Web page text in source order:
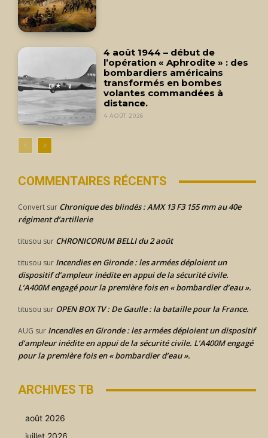
4 août 1944 – début de
l’opération « Aphrodite » : des
bombardiers américains
transformés en bombes
volantes commandées à
distance.
4 AOÛT 2026
COMMENTAIRES RÉCENTS
Convert sur Chronique des blindés : AMX 13 F3 155 mm au 40e
régiment d’artillerie
titusou sur CHRONICORUM BELLI du 2 août
titusou sur Incendies en Gironde : les armées déploient un
dispositif d’ampleur inédite en appui de la sécurité civile.
L’A400M engagé pour la première fois en « bombardier d’eau ».
titusou sur OPEN BOX TV : De Gaulle : la bataille pour la France.
AUG sur Incendies en Gironde : les armées déploient un dispositif
d’ampleur inédite en appui de la sécurité civile. L’A400M engagé
pour la première fois en « bombardier d’eau ».
ARCHIVES TB
août 2026
juillet 2026